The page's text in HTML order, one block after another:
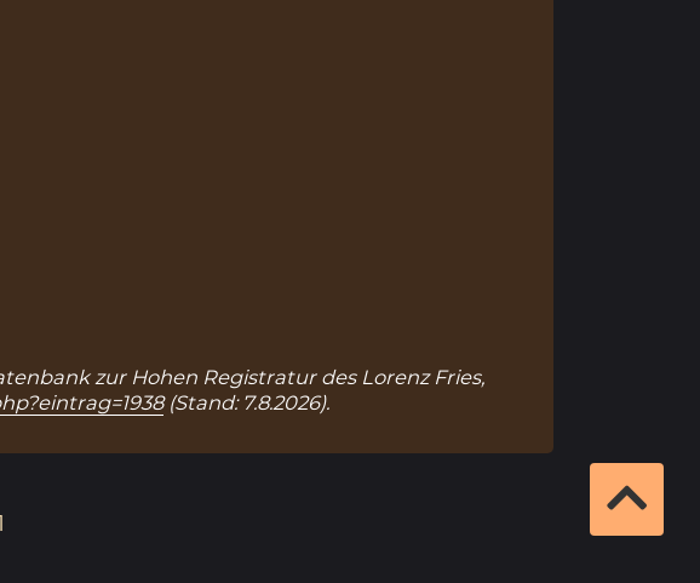
zur Hohen Registratur des Lorenz Fries,
(Stand: 7.8.2026).